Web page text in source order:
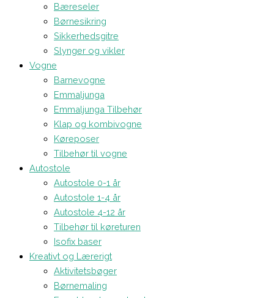
Bæreseler
Børnesikring
Sikkerhedsgitre
Slynger og vikler
Vogne
Barnevogne
Emmaljunga
Emmaljunga Tilbehør
Klap og kombivogne
Køreposer
Tilbehør til vogne
Autostole
Autostole 0-1 år
Autostole 1-4 år
Autostole 4-12 år
Tilbehør til køreturen
Isofix baser
Kreativt og Lærerigt
Aktivitetsbøger
Børnemaling